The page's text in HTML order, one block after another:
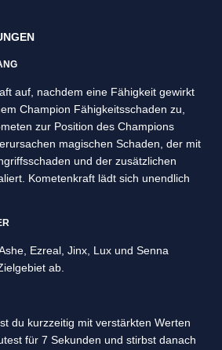
auf, nachdem eine Fähigkeit gewirkt
Champion Fähigkeitsschaden zu,
zur Position des Champions
magischen Schaden, der mit
und der zusätzlichen
Kometenkraft lädt sich unendlich
Ezreal, Jinx, Lux und Senna
ab.
du kurzzeitig mit verstärkten Werten
für 7 Sekunden und stirbst danach